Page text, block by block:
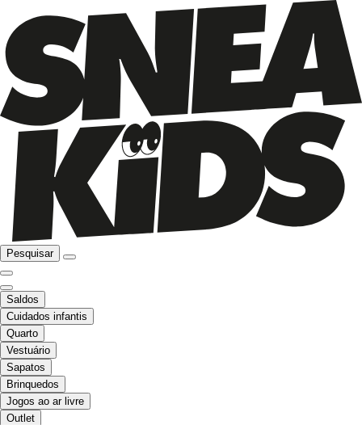
Pesquisar
Saldos
Cuidados infantis
Quarto
Vestuário
Sapatos
Brinquedos
Jogos ao ar livre
Outlet